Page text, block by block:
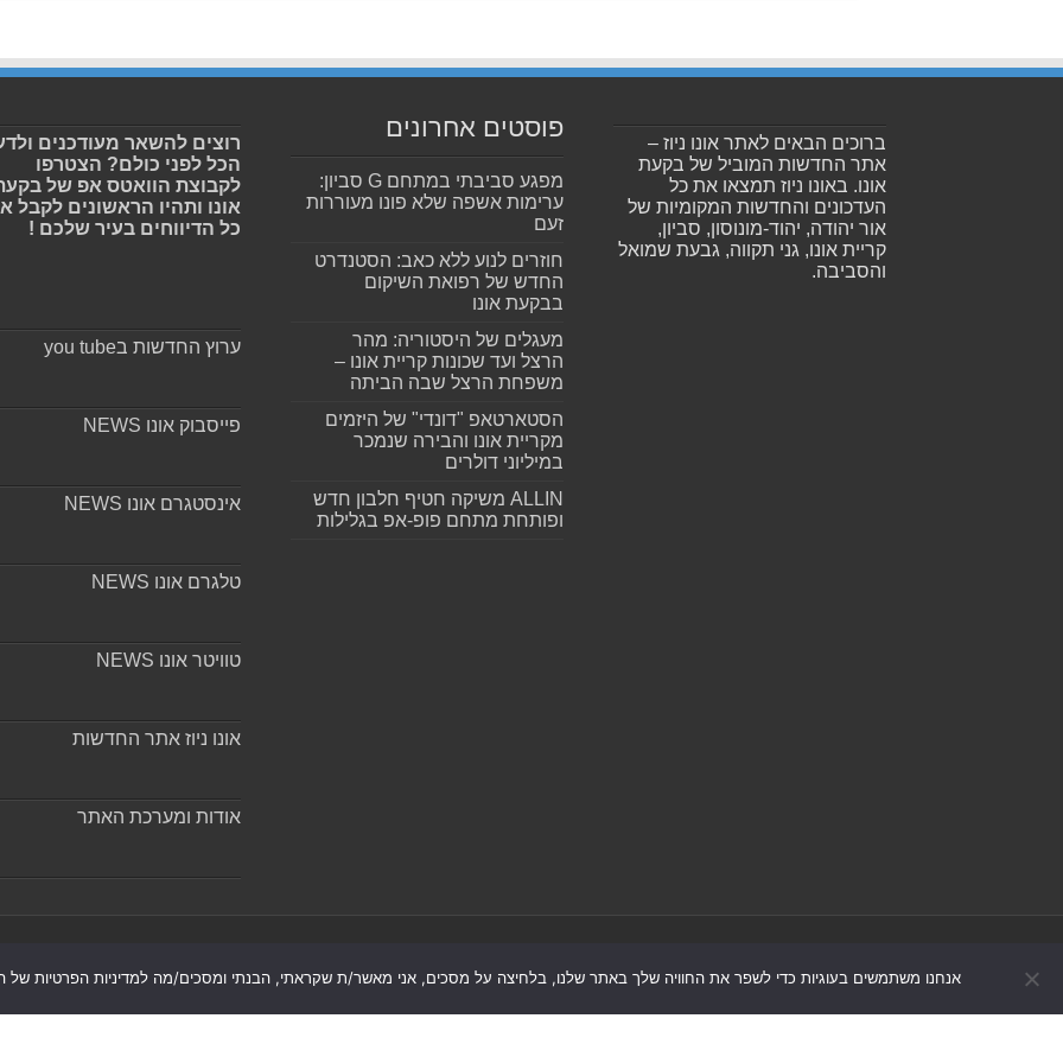
ברוכים הבאים לאתר אונו ניוז –
אתר החדשות המוביל של בקעת
אונו. באונו ניוז תמצאו את כל
העדכונים והחדשות המקומיות של
אור יהודה, יהוד-מונוסון, סביון,
קריית אונו, גני תקווה, גבעת שמואל
והסביבה.
פוסטים אחרונים
מפגע סביבתי במתחם G סביון:
ערימות אשפה שלא פונו מעוררות
זעם
חוזרים לנוע ללא כאב: הסטנדרט
החדש של רפואת השיקום
בבקעת אונו
מעגלים של היסטוריה: מהר
הרצל ועד שכונות קריית אונו –
משפחת הרצל שבה הביתה
הסטארטאפ "דונדי" של היזמים
מקריית אונו והבירה שנמכר
במיליוני דולרים
ALLIN משיקה חטיף חלבון חדש
ופותחת מתחם פופ-אפ בגלילות
רוצים להשאר מעודכנים
הכל לפני כולם? הצטרפו
לקבוצת הוואטס אפ של
אונו ותהיו הראשונים לקבל
כל הדיווחים בעיר שלכם !
ערוץ החדשות בyou tube
פייסבוק אונו NEWS
אינסטגרם אונו NEWS
טלגרם אונו NEWS
טוויטר אונו NEWS
אונו ניוז אתר החדשות
אודות ומערכת האתר
אנחנו משתמשים בעוגיות כדי לשפר את החוויה שלך באתר שלנו, בלחיצה על מסכים, אני מאשר/ת שקראתי, הבנתי ומסכים/מה למדיניות הפרטיות של